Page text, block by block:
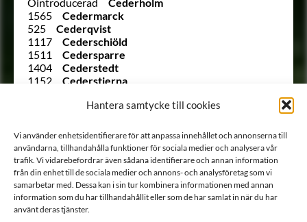
Hantera samtycke till cookies
Vi använder enhetsidentifierare för att anpassa innehållet och annonserna till
användarna, tillhandahålla funktioner för sociala medier och analysera vår
trafik. Vi vidarebefordrar även sådana identifierare och annan information
från din enhet till de sociala medier och annons- och analysföretag som vi
samarbetar med. Dessa kan i sin tur kombinera informationen med annan
information som du har tillhandahållit eller som de har samlat in när du har
använt deras tjänster.
1565
Cedermarck
525
Cederqvist
1117
Cederschiöld
1511
Cedersparre
1404
Cederstedt
1152
Cederstierna
Cederström
Ointroducerad
von Ceumern
765
Charpentier
417
von Chemnitz
534
Chounfelt
Ointroducerad
von Christell
1956
Clementeoff
433
Clerck